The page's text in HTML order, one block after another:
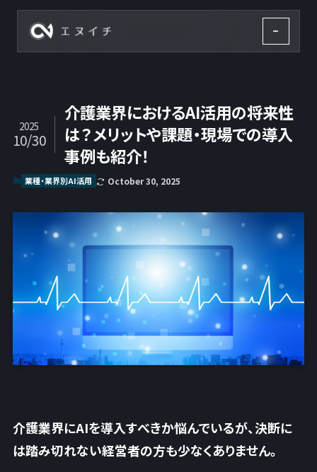
介護業界におけるAI活用の将来性
は？メリットや課題・現場での導入
事例も紹介！
2025
10/30
業種・業界別AI活用 October 30, 2025
介護業界にAIを導入すべきか悩んでいるが、決断に
は踏み切れない経営者の方も少なくありません。